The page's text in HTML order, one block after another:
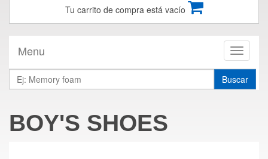
Tu carrito de compra está vacío
Toggle
Menu
Buscar
BOY'S SHOES